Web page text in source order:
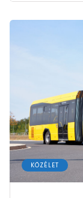
KÖZÉLET